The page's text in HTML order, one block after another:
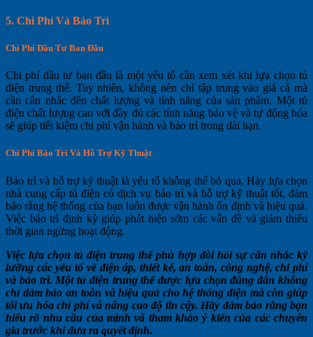
5. Chi Phí Và Bảo Trì
Chi Phí Đầu Tư Ban Đầu
Chi phí đầu tư ban đầu là một yếu tố cần xem xét khi lựa chọn tủ
điện trung thế. Tuy nhiên, không nên chỉ tập trung vào giá cả mà
cần cân nhắc đến chất lượng và tính năng của sản phẩm. Một tủ
điện chất lượng cao với đầy đủ các tính năng bảo vệ và tự động hóa
sẽ giúp tiết kiệm chi phí vận hành và bảo trì trong dài hạn.
Chi Phí Bảo Trì Và Hỗ Trợ Kỹ Thuật
Bảo trì và hỗ trợ kỹ thuật là yếu tố không thể bỏ qua. Hãy lựa chọn
nhà cung cấp tủ điện có dịch vụ bảo trì và hỗ trợ kỹ thuật tốt, đảm
bảo rằng hệ thống của bạn luôn được vận hành ổn định và hiệu quả.
Việc bảo trì định kỳ giúp phát hiện sớm các vấn đề và giảm thiểu
thời gian ngừng hoạt động.
Việc lựa chọn tủ điện trung thế phù hợp đòi hỏi sự cân nhắc kỹ
lưỡng các yếu tố về điện áp, thiết kế, an toàn, công nghệ, chi phí
và bảo trì. Một tủ điện trung thế được lựa chọn đúng đắn không
chỉ đảm bảo an toàn và hiệu quả cho hệ thống điện mà còn giúp
tối ưu hóa chi phí và nâng cao độ tin cậy. Hãy đảm bảo rằng bạn
hiểu rõ nhu cầu của mình và tham khảo ý kiến của các chuyên
gia trước khi đưa ra quyết định.